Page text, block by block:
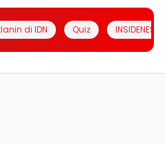
di IDN Quiz INSIDENESIA